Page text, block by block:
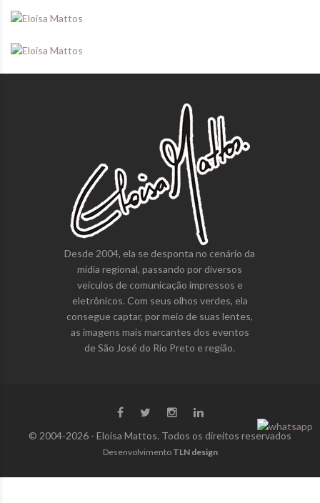
Desde 2004, ela se desponta no cenário da
mídia regional, passando por diversos
veículos de comunicação impressos e
eletrônicos. Com seus olhos verdes, ela
consegue captar, por meio de suas lentes,
as imagens mais marcantes dos eventos
de São José do Rio Preto e região.
© 2004-2026 - Eloisa Mattos. Todos os direitos reservados
Desenvolvimento TLN design